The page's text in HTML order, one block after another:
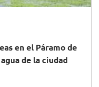
en el Páramo de
de la ciudad